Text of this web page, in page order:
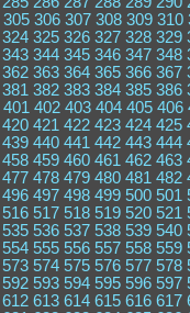
305 306 307 308 309 310
324 325 326 327 328 329
343 344 345 346 347 348
362 363 364 365 366 367
381 382 383 384 385 386
401 402 403 404 405 406
420 421 422 423 424 425
439 440 441 442 443 444
458 459 460 461 462 463
477 478 479 480 481 482
496 497 498 499 500 501
516 517 518 519 520 521
535 536 537 538 539 540
554 555 556 557 558 559
573 574 575 576 577 578
592 593 594 595 596 597
612 613 614 615 616 617